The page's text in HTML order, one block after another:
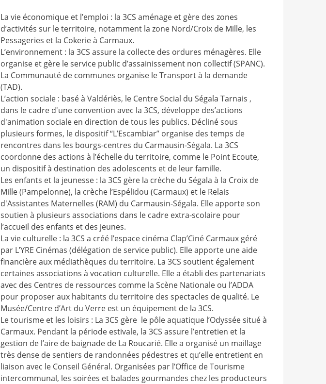
La vie économique et l’emploi : la 3CS aménage et gère des zones
d’activités sur le territoire, notamment la zone Nord/Croix de Mille, les
Pessageries et la Cokerie à Carmaux.
L’environnement : la 3CS assure la collecte des ordures ménagères. Elle
organise et gère le service public d’assainissement non collectif (SPANC).
La Communauté de communes organise le Transport à la demande
(TAD).
L’action sociale : basé à Valdériès, le Centre Social du Ségala Tarnais ,
dans le cadre d'une convention avec la 3CS, développe des’actions
d'animation sociale en direction de tous les publics. Décliné sous
plusieurs formes, le dispositif “L’Escambiar” organise des temps de
rencontres dans les bourgs-centres du Carmausin-Ségala. La 3CS
coordonne des actions à l’échelle du territoire, comme le Point Ecoute,
un dispositif à destination des adolescents et de leur famille.
Les enfants et la jeunesse : la 3CS gère la crèche du Ségala à la Croix de
Mille (Pampelonne), la crèche l’Espélidou (Carmaux) et le Relais
d'Assistantes Maternelles (RAM) du Carmausin-Ségala. Elle apporte son
soutien à plusieurs associations dans le cadre extra-scolaire pour
l’accueil des enfants et des jeunes.
La vie culturelle : la 3CS a créé l’espace cinéma Clap’Ciné Carmaux géré
par L’YRE Cinémas (délégation de service public). Elle apporte une aide
financière aux médiathèques du territoire. La 3CS soutient également
certaines associations à vocation culturelle. Elle a établi des partenariats
avec des Centres de ressources comme la Scène Nationale ou l’ADDA
pour proposer aux habitants du territoire des spectacles de qualité. Le
Musée/Centre d’Art du Verre est un équipement de la 3CS.
Le tourisme et les loisirs : La 3CS gère le pôle aquatique l’Odyssée situé à
Carmaux. Pendant la période estivale, la 3CS assure l’entretien et la
gestion de l’aire de baignade de La Roucarié. Elle a organisé un maillage
très dense de sentiers de randonnées pédestres et qu’elle entretient en
liaison avec le Conseil Général. Organisées par l’Office de Tourisme
intercommunal, les soirées et balades gourmandes chez les producteurs